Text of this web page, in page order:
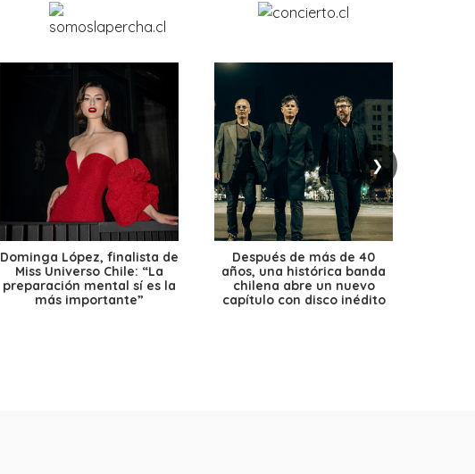
❯
Dominga López, finalista de
Miss Universo Chile: “La
preparación mental sí es la
más importante”
Después de más de 40
años, una histórica banda
chilena abre un nuevo
capítulo con disco inédito